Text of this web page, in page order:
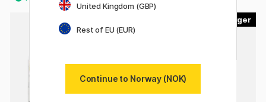
United Kingdom (GBP)
Rest of EU (EUR)
Continue to Norway (NOK)